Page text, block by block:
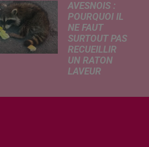
AVESNOIS :
POURQUOI IL
NE FAUT
SURTOUT PAS
RECUEILLIR
UN RATON
LAVEUR
déshydraté au